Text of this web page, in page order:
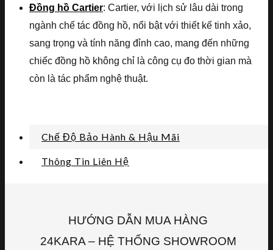
Đồng hồ Cartier: Cartier, với lịch sử lâu dài trong
ngành chế tác đồng hồ, nổi bật với thiết kế tinh xảo,
sang trọng và tính năng đỉnh cao, mang đến những
chiếc đồng hồ không chỉ là công cụ đo thời gian mà
còn là tác phẩm nghệ thuật.
Chế Độ Bảo Hành & Hậu Mãi
Thông Tin Liên Hệ
HƯỚNG DẪN MUA HÀNG
24KARA – HỆ THỐNG SHOWROOM